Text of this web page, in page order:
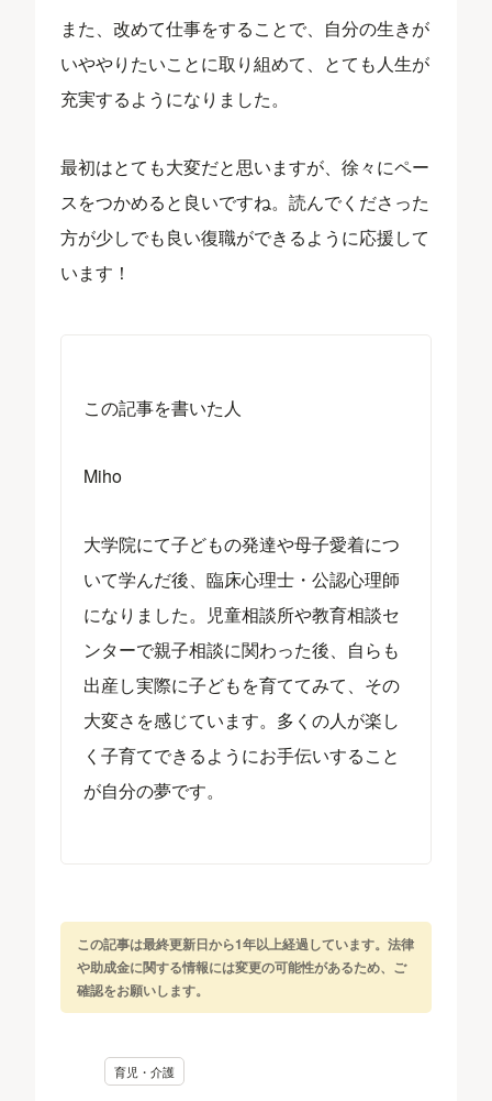
また、改めて仕事をすることで、自分の生きが
いややりたいことに取り組めて、とても人生が
充実するようになりました。
最初はとても大変だと思いますが、徐々にペー
スをつかめると良いですね。読んでくださった
方が少しでも良い復職ができるように応援して
います！
この記事を書いた人
Miho
大学院にて子どもの発達や母子愛着につ
いて学んだ後、臨床心理士・公認心理師
になりました。児童相談所や教育相談セ
ンターで親子相談に関わった後、自らも
出産し実際に子どもを育ててみて、その
大変さを感じています。多くの人が楽し
く子育てできるようにお手伝いすること
が自分の夢です。
この記事は最終更新日から1年以上経過しています。法律
や助成金に関する情報には変更の可能性があるため、ご
確認をお願いします。
育児・介護